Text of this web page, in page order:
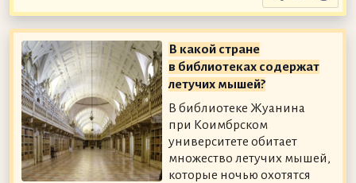
В какой стране
в библиотеках содержат
летучих мышей?
В библиотеке Жуанина
при Коимбрском
университете обитает
множество летучих мышей,
которые ночью охотятся